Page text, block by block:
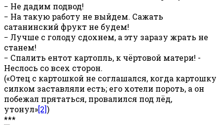
− Не дадим подвод!
− На такую работу не выйдем. Сажать
сатанинский фрукт не будем!
− Лучше с голоду сдохнем, а эту заразу жрать не
станем!
− Спалить ентот картопль, к чёртовой матери! -
Неслось со всех сторон.
(«Отец с картошкой не соглашался, когда картошку
силком заставляли есть; его хотели пороть, а он
побежал прятаться, провалился под лёд,
утонул»[2])
***